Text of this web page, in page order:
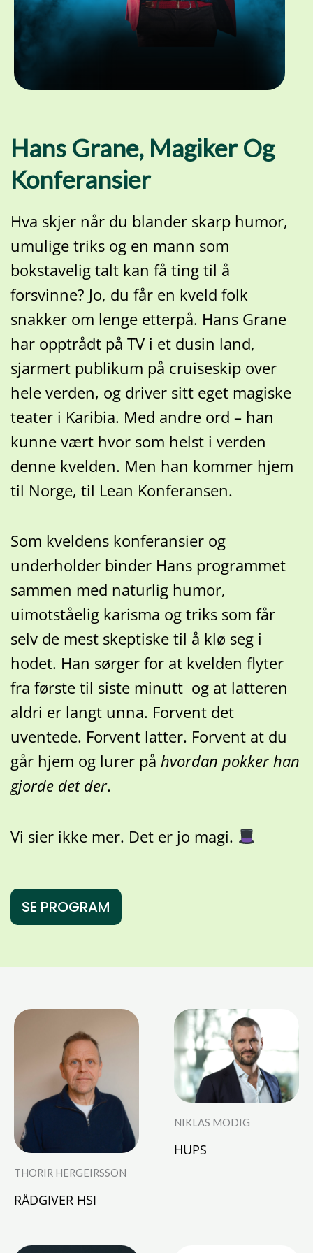
Hans Grane, Magiker Og
Konferansier
Hva skjer når du blander skarp humor,
umulige triks og en mann som
bokstavelig talt kan få ting til å
forsvinne? Jo, du får en kveld folk
snakker om lenge etterpå. Hans Grane
har opptrådt på TV i et dusin land,
sjarmert publikum på cruiseskip over
hele verden, og driver sitt eget magiske
teater i Karibia. Med andre ord – han
kunne vært hvor som helst i verden
denne kvelden. Men han kommer hjem
til Norge, til Lean Konferansen.
Som kveldens konferansier og
underholder binder Hans programmet
sammen med naturlig humor,
uimotståelig karisma og triks som får
selv de mest skeptiske til å klø seg i
hodet. Han sørger for at kvelden flyter
fra første til siste minutt og at latteren
aldri er langt unna. Forvent det
uventede. Forvent latter. Forvent at du
går hjem og lurer på hvordan pokker han
gjorde det der.
Vi sier ikke mer. Det er jo magi.
SE PROGRAM
THORIR HERGEIRSSON
RÅDGIVER HSI
NIKLAS MODIG
HUPS